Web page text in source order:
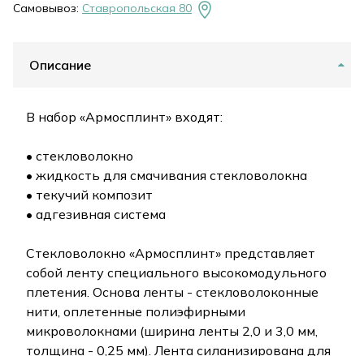
Самовывоз: Ставропольская 80
Описание
В набор «Армосплинт» входят:
• стекловолокно
• жидкость для смачивания стекловолокна
• текучий композит
• адгезивная система
Стекловолокно «Армосплинт» представляет
собой ленту специального высокомодульного
плетения. Основа ленты - стекловолоконные
нити, оплетенные полиэфирными
микроволокнами (ширина ленты 2,0 и 3,0 мм,
толщина - 0,25 мм). Лента силанизирована для